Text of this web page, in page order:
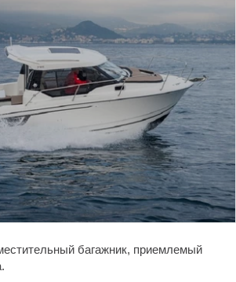
багажник, приемлемый